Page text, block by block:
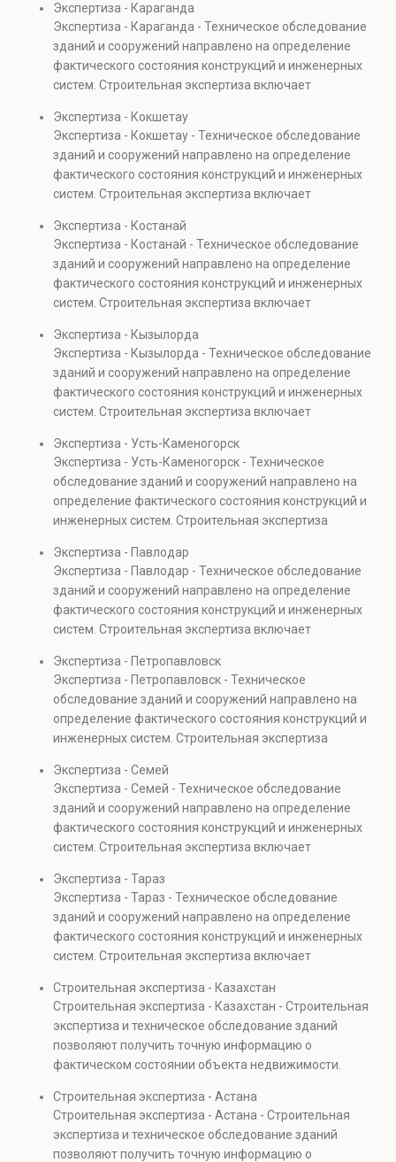
элементов и оценку эксплуатационной безопасности.
Услуга востребована при покупке недвижимости,
капитальном ремонте и реконструкции объектов, а
также при судебных разбирательствах и технических
проверках.
Экспертиза - Караганда
Экспертиза - Караганда - Техническое обследование
зданий и сооружений направлено на определение
фактического состояния конструкций и инженерных
систем. Строительная экспертиза включает
элементов и оценку эксплуатационной безопасности.
Услуга востребована при покупке недвижимости,
капитальном ремонте и реконструкции объектов, а
также при судебных разбирательствах и технических
проверках.
Экспертиза - Кокшетау
Экспертиза - Кокшетау - Техническое обследование
зданий и сооружений направлено на определение
фактического состояния конструкций и инженерных
систем. Строительная экспертиза включает
элементов и оценку эксплуатационной безопасности.
Услуга востребована при покупке недвижимости,
капитальном ремонте и реконструкции объектов, а
также при судебных разбирательствах и технических
проверках.
Экспертиза - Костанай
Экспертиза - Костанай - Техническое обследование
зданий и сооружений направлено на определение
фактического состояния конструкций и инженерных
систем. Строительная экспертиза включает
элементов и оценку эксплуатационной безопасности.
Услуга востребована при покупке недвижимости,
капитальном ремонте и реконструкции объектов, а
также при судебных разбирательствах и технических
проверках.
Экспертиза - Кызылорда
Экспертиза - Кызылорда - Техническое обследование
зданий и сооружений направлено на определение
фактического состояния конструкций и инженерных
систем. Строительная экспертиза включает
элементов и оценку эксплуатационной безопасности.
Услуга востребована при покупке недвижимости,
капитальном ремонте и реконструкции объектов, а
также при судебных разбирательствах и технических
проверках.
Экспертиза - Усть-Каменогорск
Экспертиза - Усть-Каменогорск - Техническое
обследование зданий и сооружений направлено на
определение фактического состояния конструкций и
инженерных систем. Строительная экспертиза
прочности элементов и оценку эксплуатационной
безопасности. Услуга востребована при покупке
недвижимости, капитальном ремонте и реконструкции
объектов, а также при судебных разбирательствах и
технических проверках.
Экспертиза - Павлодар
Экспертиза - Павлодар - Техническое обследование
зданий и сооружений направлено на определение
фактического состояния конструкций и инженерных
систем. Строительная экспертиза включает
элементов и оценку эксплуатационной безопасности.
Услуга востребована при покупке недвижимости,
капитальном ремонте и реконструкции объектов, а
также при судебных разбирательствах и технических
проверках.
Экспертиза - Петропавловск
Экспертиза - Петропавловск - Техническое
обследование зданий и сооружений направлено на
определение фактического состояния конструкций и
инженерных систем. Строительная экспертиза
прочности элементов и оценку эксплуатационной
безопасности. Услуга востребована при покупке
недвижимости, капитальном ремонте и реконструкции
объектов, а также при судебных разбирательствах и
технических проверках.
Экспертиза - Семей
Экспертиза - Семей - Техническое обследование
зданий и сооружений направлено на определение
фактического состояния конструкций и инженерных
систем. Строительная экспертиза включает
элементов и оценку эксплуатационной безопасности.
Услуга востребована при покупке недвижимости,
капитальном ремонте и реконструкции объектов, а
также при судебных разбирательствах и технических
проверках.
Экспертиза - Тараз
Экспертиза - Тараз - Техническое обследование
зданий и сооружений направлено на определение
фактического состояния конструкций и инженерных
систем. Строительная экспертиза включает
элементов и оценку эксплуатационной безопасности.
Услуга востребована при покупке недвижимости,
капитальном ремонте и реконструкции объектов, а
также при судебных разбирательствах и технических
проверках.
Строительная экспертиза - Казахстан
Строительная экспертиза - Казахстан - Строительная
экспертиза и техническое обследование зданий
позволяют получить точную информацию о
фактическом состоянии объекта недвижимости.
инженерных систем с выявлением скрытых дефектов
и нарушений. Услуга используется для проверки
качества строительства, подготовки к реконструкции,
Строительная экспертиза - Астана
Строительная экспертиза - Астана - Строительная
экспертиза и техническое обследование зданий
позволяют получить точную информацию о